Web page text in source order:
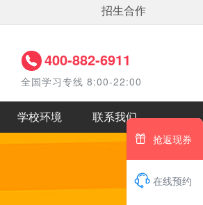
招生合作
400-882-6911
全国学习专线 8:00-22:00
学校环境 联系我们
 抢返现券
 在线预约